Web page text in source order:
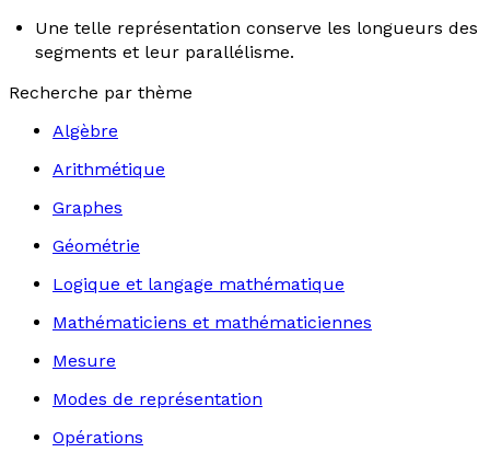
Une telle représentation conserve les longueurs des
segments et leur parallélisme.
Recherche par thème
Algèbre
Arithmétique
Graphes
Géométrie
Logique et langage mathématique
Mathématiciens et mathématiciennes
Mesure
Modes de représentation
Opérations